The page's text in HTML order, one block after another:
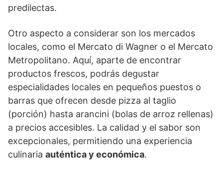
predilectas.
Otro aspecto a considerar son los mercados
locales, como el Mercato di Wagner o el Mercato
Metropolitano. Aquí, aparte de encontrar
productos frescos, podrás degustar
especialidades locales en pequeños puestos o
barras que ofrecen desde pizza al taglio
(porción) hasta arancini (bolas de arroz rellenas)
a precios accesibles. La calidad y el sabor son
excepcionales, permitiendo una experiencia
culinaria auténtica y económica.